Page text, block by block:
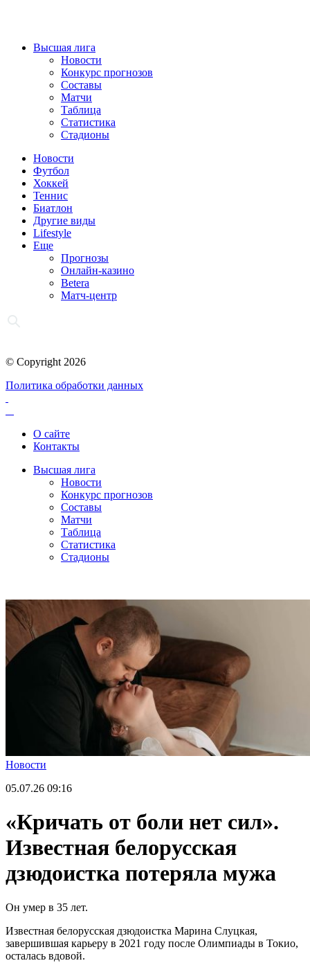
Высшая лига
Новости
Конкурс прогнозов
Составы
Матчи
Таблица
Статистика
Стадионы
Новости
Футбол
Хоккей
Теннис
Биатлон
Другие виды
Lifestyle
Еще
Прогнозы
Онлайн-казино
Betera
Матч-центр
© Copyright 2026
Политика обработки данных
О сайте
Контакты
Высшая лига
Новости
Конкурс прогнозов
Составы
Матчи
Таблица
Статистика
Стадионы
Новости
05.07.26 09:16
«Кричать от боли нет сил».
Известная белорусская
дзюдоистка потеряла мужа
Он умер в 35 лет.
Известная белорусская дзюдоистка Марина Слуцкая,
завершившая карьеру в 2021 году после Олимпиады в Токио,
осталась вдовой.